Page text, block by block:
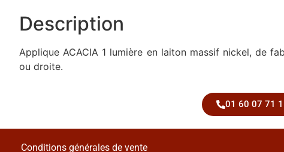
Description
Applique ACACIA 1 lumière en laiton massif nickel, de
ou droite.
01 60 07 71
Conditions générales de vente